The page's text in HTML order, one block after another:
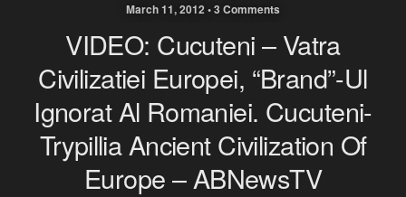
March 11, 2012 • 3 Comments
VIDEO: Cucuteni – Vatra
Civilizatiei Europei, “brand”-Ul
Ignorat Al Romaniei. Cucuteni-
Trypillia Ancient Civilization Of
Europe – ABNewsTV